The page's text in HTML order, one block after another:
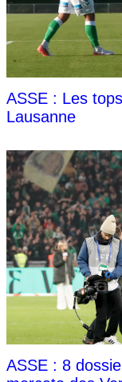
ASSE : Les
Lausanne
ASSE : 8